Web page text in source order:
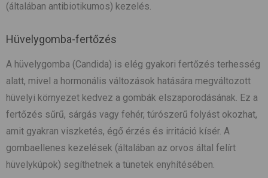
(általában antibiotikumos) kezelés.
Hüvelygomba-fertőzés
A hüvelygomba (Candida) is elég gyakori fertőzés terhesség
alatt, mivel a hormonális változások hatására megváltozott
hüvelyi környezet kedvez a gombák elszaporodásának. Ez a
fertőzés sűrű, sárgás vagy fehér, túrószerű folyást okozhat,
amit gyakran viszketés, égő érzés és irritáció kísér. A
gombaellenes kezelések (általában az orvos által felírt
hüvelykúpok) segíthetnek a tünetek enyhítésében.